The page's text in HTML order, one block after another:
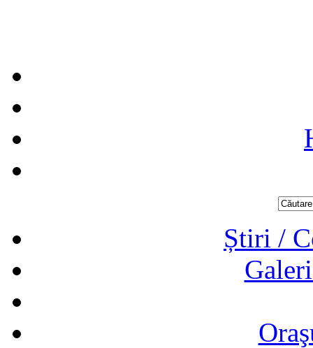
Știri /